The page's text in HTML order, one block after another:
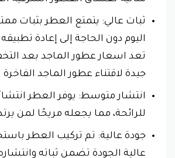
ثبات عالي: يتمتع العطر بثبات
اليوم دون الحاجة إلى إعادة
تعد اسعار عطور الماجد بعد
جيدة لاقتناء عطور الماجد
انتشار متوسط: يوفر العطر
للرائحة، مما يجعله مريحًا لمن
جودة عالية: تم تركيب العطر
عالية الجودة تضمن ثباته